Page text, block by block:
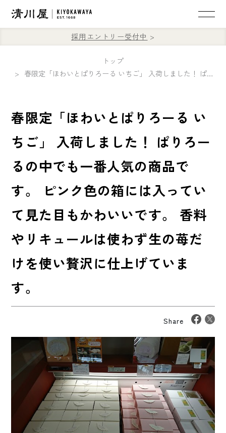
採用エントリー受付中
トップ
春限定「ほわいとぱりろーる いちご」 入荷しました！ ぱりろーるの中でも一番人気の商品です。 ピンク色の箱には入っていて見た目もかわいいです。 香料やリキュールは使わず生の苺だけを使い贅沢に仕上げています。
春限定「ほわいとぱりろーる い
ちご」 入荷しました！ ぱりろー
るの中でも一番人気の商品で
す。 ピンク色の箱には入ってい
て見た目もかわいいです。 香料
やリキュールは使わず生の苺だ
けを使い贅沢に仕上げていま
す。
Share